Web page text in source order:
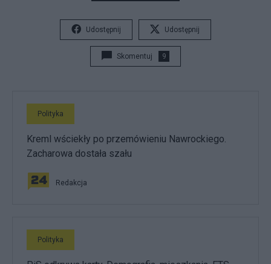
Udostępnij Udostępnij
Skomentuj 9
Polityka
Kreml wściekły po przemówieniu Nawrockiego.
Zacharowa dostała szału
Redakcja
Polityka